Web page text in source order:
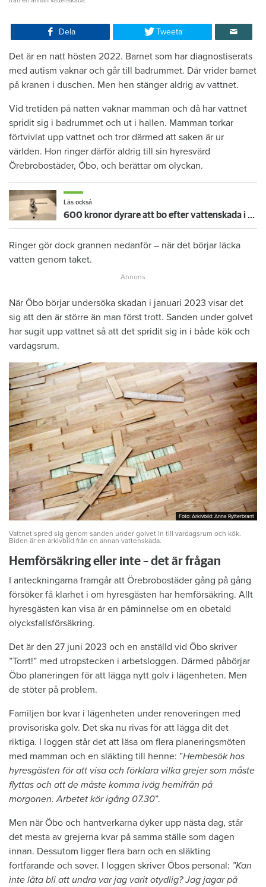
Dela Tweeta
Det är en natt hösten 2022. Barnet som har diagnostiserats
med autism vaknar och går till badrummet. Där vrider barnet
på kranen i duschen. Men hen stänger aldrig av vattnet.
Vid tretiden på natten vaknar mamman och då har vattnet
spridit sig i badrummet och ut i hallen. Mamman torkar
förtvivlat upp vattnet och tror därmed att saken är ur
världen. Hon ringer därför aldrig till sin hyresvärd
Örebrobostäder, Öbo, och berättar om olyckan.
Läs också
600 kronor dyrare att bo efter vattenskada i Varberg
Ringer gör dock grannen nedanför – när det börjar läcka
vatten genom taket.
När Öbo börjar undersöka skadan i januari 2023 visar det
sig att den är större än man först trott. Sanden under golvet
har sugit upp vattnet så att det spridit sig in i både kök och
vardagsrum.
Foto: Arkivbild: Anna Rytterbrant
Foto: Arkivbild: Anna Rytterbrant
Vattnet spred sig genom sanden under golvet in till vardagsrum och kök.
Biden är en arkivbild från en annan vattenskada.
Hemförsäkring eller inte – det är frågan
I anteckningarna framgår att Örebrobostäder gång på gång
försöker få klarhet i om hyresgästen har hemförsäkring. Allt
hyresgästen kan visa är en påminnelse om en obetald
olycksfallsförsäkring.
Det är den 27 juni 2023 och en anställd vid Öbo skriver
”Torrt!” med utropstecken i arbetsloggen. Därmed påbörjar
Öbo planeringen för att lägga nytt golv i lägenheten. Men
de stöter på problem.
Familjen bor kvar i lägenheten under renoveringen med
provisoriska golv. Det ska nu rivas för att lägga dit det
riktiga. I loggen står det att läsa om flera planeringsmöten
med mamman och en släkting till henne: ”Hembesök hos
hyresgästen för att visa och förklara vilka grejer som måste
flyttas och att de måste komma iväg hemifrån på
morgonen. Arbetet kör igång 07.30”.
Men när Öbo och hantverkarna dyker upp nästa dag, står
det mesta av grejerna kvar på samma ställe som dagen
innan. Dessutom ligger flera barn och en släkting
fortfarande och sover. I loggen skriver Öbos personal: ”Kan
inte låta bli att undra var jag varit otydlig? Jag jagar på